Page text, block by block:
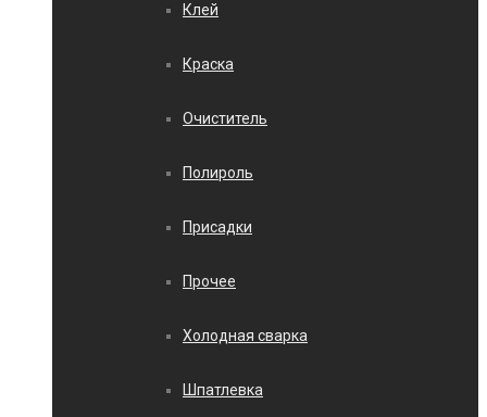
Клей
Краска
Очиститель
Полироль
Присадки
Прочее
Холодная сварка
Шпатлевка